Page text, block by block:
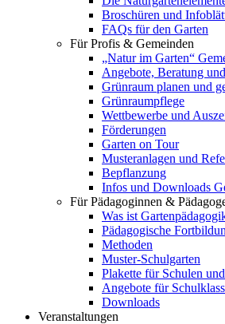
Broschüren und
FAQs für den Garten
Für Profis & Gemeinden
„Natur im Garten“
Angebote, Beratung
Grünraum planen und
Grünraumpflege
Wettbewerbe und
Förderungen
Garten on Tour
Musteranlagen und
Bepflanzung
Infos und Downloads
Für Pädagoginnen &
Was ist
Pädagogische
Methoden
Muster-Schulgarten
Plakette für Schulen
Angebote für
Downloads
Veranstaltungen